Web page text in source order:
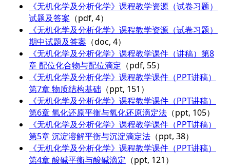
《无机化学及分析化学》课程教学资源（试卷习题）
试题及答案 （pdf, 4）
《无机化学及分析化学》课程教学资源（试卷习题）
期中试题及答案 （doc, 4）
《无机化学及分析化学》课程教学课件（讲稿）第8
章 配位化合物与配位滴定 （pdf, 55）
《无机化学及分析化学》课程教学课件（PPT讲稿）
第7章 物质结构基础 （ppt, 151）
《无机化学及分析化学》课程教学课件（PPT讲稿）
第6章 氧化还原平衡与氧化还原滴定法 （ppt, 105）
《无机化学及分析化学》课程教学课件（PPT讲稿）
第5章 沉淀溶解平衡与沉淀滴定法 （ppt, 38）
《无机化学及分析化学》课程教学课件（PPT讲稿）
第4章 酸碱平衡与酸碱滴定 （ppt, 121）